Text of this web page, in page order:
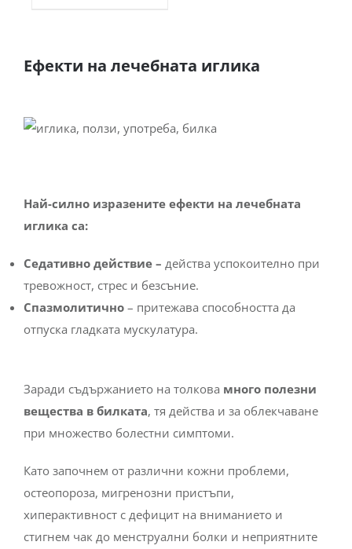
Ефекти на лечебната иглика
Най-силно изразените ефекти на лечебната
иглика са:
Седативно действие – действа успокоително при
тревожност, стрес и безсъние.
Спазмолитично– притежава способността да
отпуска гладката мускулатура.
Заради съдържанието на толкова много полезни
вещества в билката, тя действа и за облекчаване
при множество болестни симптоми.
Като започнем от различни кожни проблеми,
остеопороза, мигренозни пристъпи,
хиперактивност с дефицит на вниманието и
стигнем чак до менструални болки и неприятните